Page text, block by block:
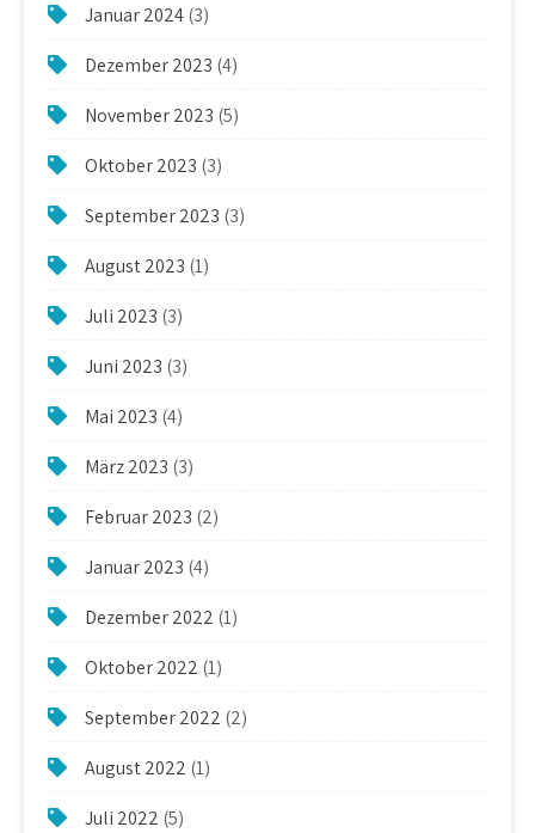
Januar 2024(3)
Dezember 2023 (4)
November 2023 (5)
Oktober 2023 (3)
September 2023 (3)
August 2023 (1)
Juli 2023 (3)
Juni 2023 (3)
Mai 2023 (4)
März 2023 (3)
Februar 2023 (2)
Januar 2023 (4)
Dezember 2022 (1)
Oktober 2022 (1)
September 2022 (2)
August 2022 (1)
Juli 2022 (5)